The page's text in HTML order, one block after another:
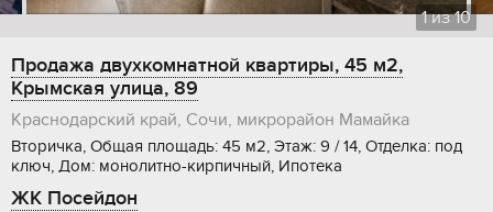
1из10
Продажа двухкомнатной квартиры, 45 м2,
Крымская улица, 89
Краснодарский край, Сочи, микрорайон Мамайка
Вторичка, Общая площадь: 45 м2, Этаж: 9 / 14, Отделка: под
ключ, Дом: монолитно-кирпичный, Ипотека
ЖК Посейдон